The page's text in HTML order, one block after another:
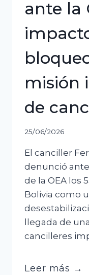
ante la
misión
de
25/06/2026
El canciller
denunció ante
de la OEA los
Bolivia como
llegada de
cancilleres
Leer más →
Aramayo